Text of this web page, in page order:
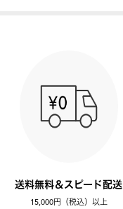
送料無料＆スピード配送
15,000円（税込）以上